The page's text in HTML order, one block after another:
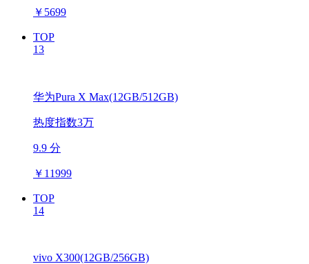
￥ 5699
TOP
13
华为Pura X Max(12GB/512GB)
热度指数3万
9.9 分
￥ 11999
TOP
14
vivo X300(12GB/256GB)